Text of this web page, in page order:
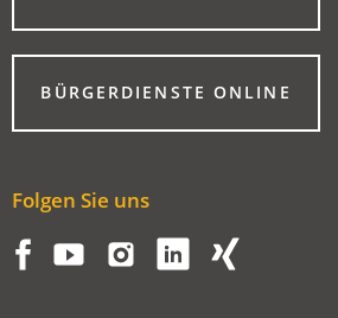
EINEM
NEUEN
TAB)BÜRGERDIENSTE ONLINE
(ÖFFNET
EINEM
Folgen Sie uns